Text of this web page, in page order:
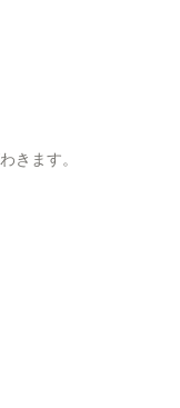
きます。